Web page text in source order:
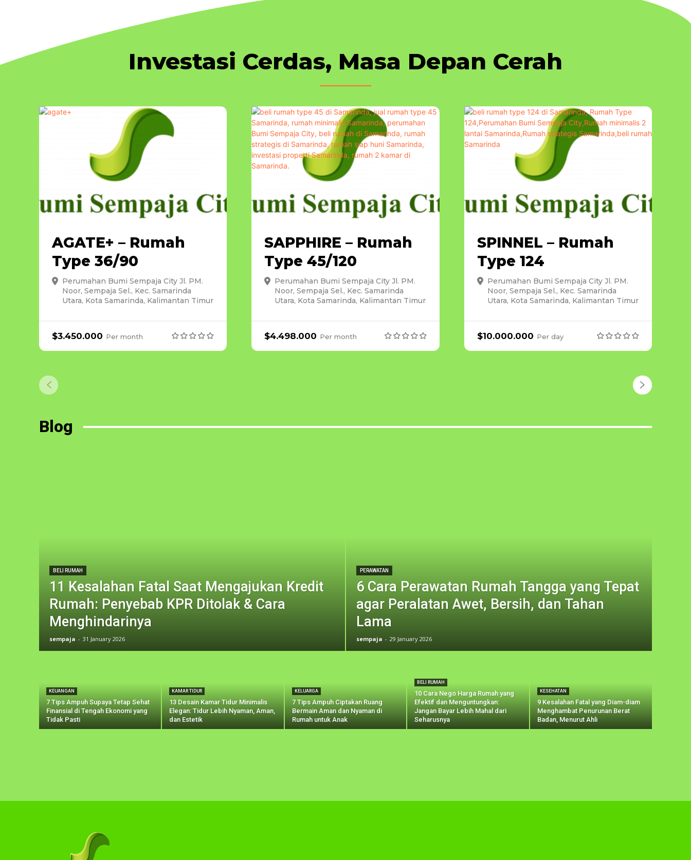
Investasi Cerdas, Masa Depan Cerah
AGATE+ – Rumah
Type 36/90
Perumahan Bumi Sempaja City Jl. PM.
Noor, Sempaja Sel., Kec. Samarinda
Utara, Kota Samarinda, Kalimantan Timur
$3.450.000 Per month
SAPPHIRE – Rumah
Type 45/120
Perumahan Bumi Sempaja City Jl. PM.
Noor, Sempaja Sel., Kec. Samarinda
Utara, Kota Samarinda, Kalimantan Timur
$4.498.000 Per month
SPINNEL – Rumah
Type 124
Perumahan Bumi Sempaja City Jl. PM.
Noor, Sempaja Sel., Kec. Samarinda
Utara, Kota Samarinda, Kalimantan Timur
$10.000.000 Per day
Blog
BELI RUMAH
11 Kesalahan Fatal Saat Mengajukan Kredit
Rumah: Penyebab KPR Ditolak & Cara
Menghindarinya
sempaja - 31 January 2026
PERAWATAN
6 Cara Perawatan Rumah Tangga yang Tepat
agar Peralatan Awet, Bersih, dan Tahan
Lama
sempaja - 29 January 2026
KEUANGAN
7 Tips Ampuh Supaya Tetap Sehat
Finansial di Tengah Ekonomi yang
Tidak Pasti
KAMAR TIDUR
13 Desain Kamar Tidur Minimalis
Elegan: Tidur Lebih Nyaman, Aman,
dan Estetik
KELUARGA
7 Tips Ampuh Ciptakan Ruang
Bermain Aman dan Nyaman di
Rumah untuk Anak
BELI RUMAH
10 Cara Nego Harga Rumah yang
Efektif dan Menguntungkan:
Jangan Bayar Lebih Mahal dari
Seharusnya
KESEHATAN
9 Kesalahan Fatal yang Diam-diam
Menghambat Penurunan Berat
Badan, Menurut Ahli